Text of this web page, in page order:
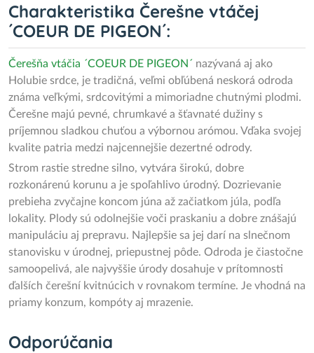
Charakteristika Čerešne vtáčej
´COEUR DE PIGEON´:
Čerešňa vtáčia ´COEUR DE PIGEON´ nazývaná aj ako
Holubie srdce, je tradičná, veľmi obľúbená neskorá odroda
známa veľkými, srdcovitými a mimoriadne chutnými plodmi.
Čerešne majú pevné, chrumkavé a šťavnaté dužiny s
príjemnou sladkou chuťou a výbornou arómou. Vďaka svojej
kvalite patria medzi najcennejšie dezertné odrody.
Strom rastie stredne silno, vytvára širokú, dobre
rozkonárenú korunu a je spoľahlivo úrodný. Dozrievanie
prebieha zvyčajne koncom júna až začiatkom júla, podľa
lokality. Plody sú odolnejšie voči praskaniu a dobre znášajú
manipuláciu aj prepravu. Najlepšie sa jej darí na slnečnom
stanovisku v úrodnej, priepustnej pôde. Odroda je čiastočne
samoopelivá, ale najvyššie úrody dosahuje v prítomnosti
ďalších čerešní kvitnúcich v rovnakom termíne. Je vhodná na
priamy konzum, kompóty aj mrazenie.
Odporúčania